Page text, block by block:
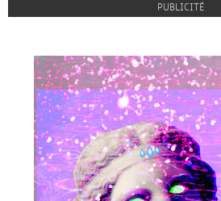
PUBLICITÉ
pub.jpg